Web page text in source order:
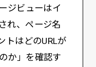
ジビューはイ
れ、ページ名
トはどのURLが
か」を確認す